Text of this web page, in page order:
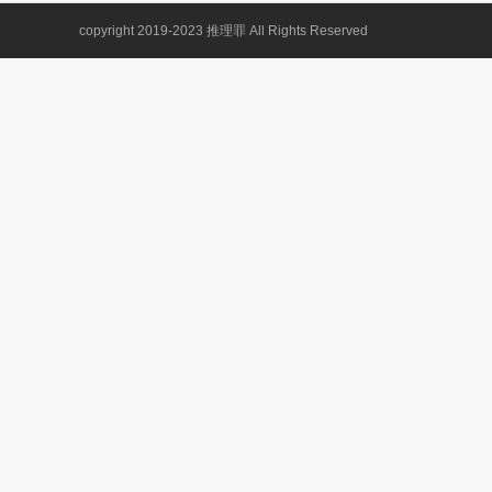
copyright 2019-2023 推理罪 All Rights Reserved